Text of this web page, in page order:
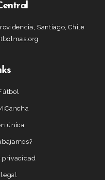
Santiago, Chile
única
privacidad